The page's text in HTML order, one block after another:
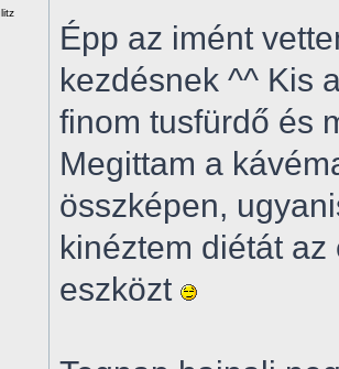
Épp az imént
kezdésnek ^^ Kis
finom tusfürdő és
Megittam a
összképen,
kinéztem diétát
eszközt